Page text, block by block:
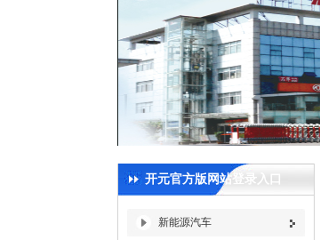
开元官方版网站登录入口
新能源汽车